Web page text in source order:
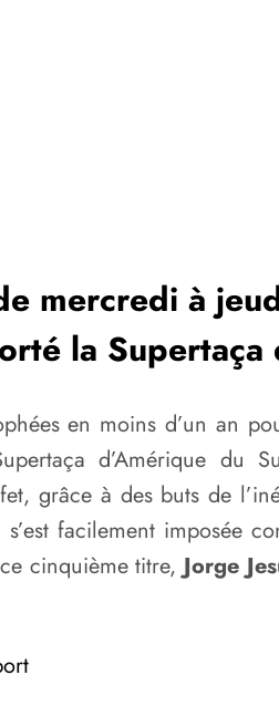
mercredi à
la
en moins d’un an
d’Amérique du
grâce à des buts de
facilement imposée
cinquième titre,Jorge